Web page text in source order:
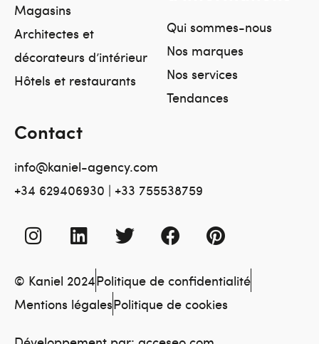
Magasins
Architectes et
décorateurs d’intérieur
Hôtels et restaurants
Qui sommes-nous
Nos marques
Nos services
Tendances
Contact
info@kaniel-agency.com
+34 629406930 | +33 755538759
© Kaniel 2024Politique de confidentialité
Mentions légalesPolitique de cookies